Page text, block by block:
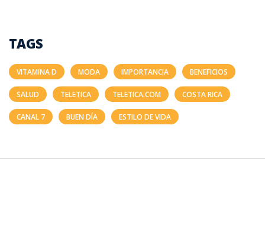
TAGS
VITAMINA D MODA IMPORTANCIA BENEFICIOS
SALUD TELETICA TELETICA.COM COSTA RICA
CANAL 7 BUEN DÍA ESTILO DE VIDA